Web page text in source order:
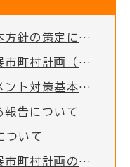
紋別市人材育成・確保基本方針の策定について
紋別市過疎地域持続的発展市町村計画（令和8年度～令和12年度）の策定について
紋別市カスタマーハラスメント対策基本指針の策定について
報告について
ついて
紋別市過疎地域持続的発展市町村計画の策定について